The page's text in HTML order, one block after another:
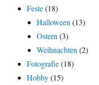
Feste(18)
Halloween (13)
Ostern (3)
Weihnachten (2)
Fotografie(18)
Hobby(15)